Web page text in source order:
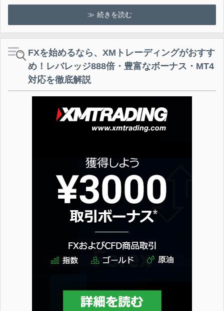
続きを読む
FXを始めるなら、XMトレーディングがおすす
め！レバレッジ888倍・豊富なボーナス・MT4
対応を徹底解説